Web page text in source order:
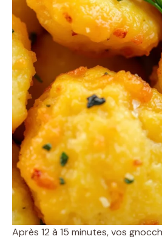
Après 12 à 15 minutes, vos